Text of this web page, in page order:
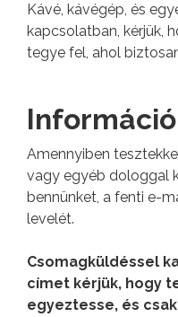
Kávé, kávégép, és
kapcsolatban, kérjük,
tegye fel, ahol
Amennyiben
vagy egyéb dologgal
bennünket, a fenti e-
levelét.
Csomagküldéssel
címet kérjük, hogy
egyeztesse, és